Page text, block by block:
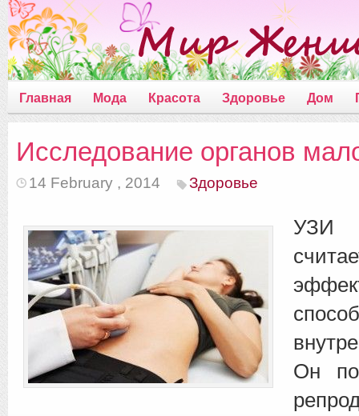
Главная Мода Красота Здоровье Дом
Исследование органов
14 February , 2014 Здоровье
УЗИ
Он